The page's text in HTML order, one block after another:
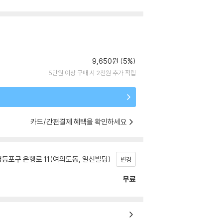
9,650원 (5%)
5만원 이상 구매 시 2천원 추가 적립
카드/간편결제 혜택을 확인하세요
포구 은행로 11(여의도동, 일신빌딩) 변경
무료